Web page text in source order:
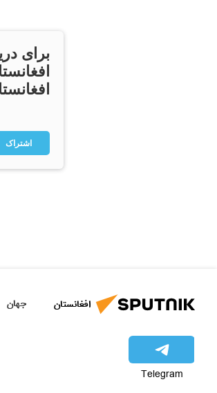
برای
اشتراک
افغانستان جهان
Telegram